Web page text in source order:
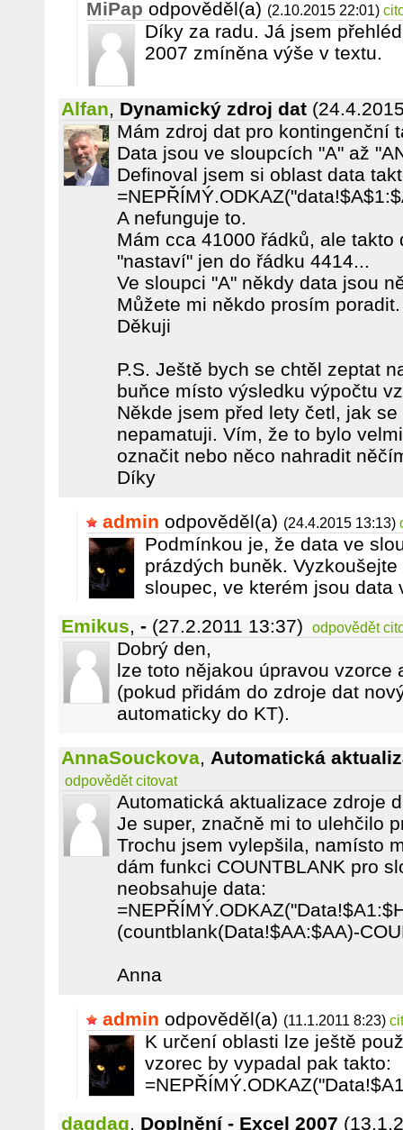
MiPap odpověděl(a) (2.10.2015 22:01)
Díky za radu. Já jsem
2007 zmíněna výše v textu.
Alfan, Dynamický zdroj dat
Mám zdroj dat pro kontingenční
Data jsou ve sloupcích "A" až
Definoval jsem si oblast data
A nefunguje to.
Mám cca 41000 řádků, ale takto
"nastaví" jen do řádku 4414...
Ve sloupci "A" někdy data jsou
Můžete mi někdo prosím poradit.
Děkuji
P.S. Ještě bych se chtěl zeptat
buňce místo výsledku výpočtu
Někde jsem před lety četl, jak
nepamatuji. Vím, že to bylo
označit nebo něco nahradit
Díky
admin odpověděl(a) (24.4.2015 13:13)
Podmínkou je, že data ve
prázdých buněk.
sloupec, ve kterém jsou data
Emikus, - (27.2.2011 13:37) odpovědět
Dobrý den,
lze toto nějakou úpravou vzorce
(pokud přidám do zdroje dat
automaticky do KT).
AnnaSouckova, Automatická
odpovědět citovat
Automatická aktualizace zdroje
Je super, značně mi to ulehčilo
Trochu jsem vylepšila, namísto
dám funkci COUNTBLANK pro
neobsahuje data:
(countblank(Data!$AA:$AA)-
Anna
admin odpověděl(a) (11.1.2011 8:23)
K určení oblasti lze ještě
vzorec by vypadal pak takto:
dagdag, Doplnění - Excel 2007